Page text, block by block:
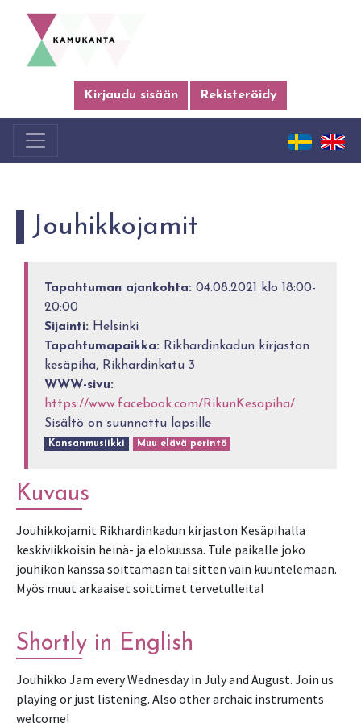
Kirjaudu sisään Rekisteröidy
Jouhikkojamit
Tapahtuman ajankohta: 04.08.2021 klo 18:00-
20:00
Sijainti: Helsinki
Tapahtumapaikka: Rikhardinkadun kirjaston
kesäpiha, Rikhardinkatu 3
WWW-sivu:
https://www.facebook.com/RikunKesapiha/
Sisältö on suunnattu lapsille
Kansanmusiikki Muu elävä perintö
Kuvaus
Jouhikkojamit Rikhardinkadun kirjaston Kesäpihalla
keskiviikkoisin heinä- ja elokuussa. Tule paikalle joko
jouhikon kanssa soittamaan tai sitten vain kuuntelemaan.
Myös muut arkaaiset soittimet tervetulleita!
Shortly in English
Jouhikko Jam every Wednesday in July and August. Join us
playing or just listening. Also other archaic instruments
welcome!